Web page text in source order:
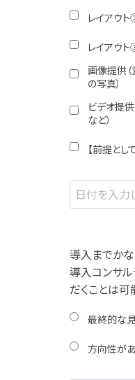
レイアウト
レイアウ
画像提供
の写真）
ビデオ提
など）
【前提と
導入までか
導入コンサル
だくことは可
最終的な
方向性が